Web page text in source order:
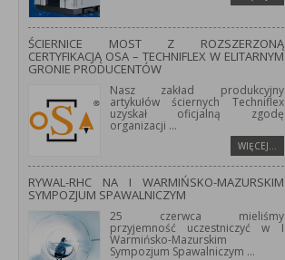
ŚCIERNICE MOST Z ROZSZERZONĄ
CERTYFIKACJĄ OSA – TECHNIFLEX W ELITARNYM
GRONIE PRODUCENTÓW
Nasz zakład produkcyjny
artykułów ściernych Techniflex
uzyskał oficjalną zgodę
organizacji ...
WIĘCEJ…
RYWAL-RHC NA I WARMIŃSKO-MAZURSKIM
SYMPOZJUM SPAWALNICZYM
25 czerwca mieliśmy
przyjemność uczestniczyć w I
Warmińsko-Mazurskim
Sympozjum Spawalniczym ...